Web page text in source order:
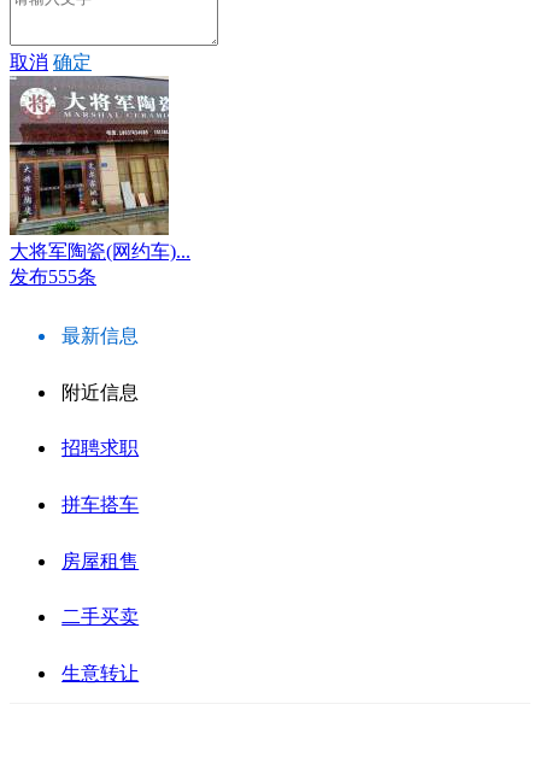
取消 确定
大将军陶瓷(网约车)...
发布555条
最新信息
附近信息
招聘求职
拼车搭车
房屋租售
二手买卖
生意转让